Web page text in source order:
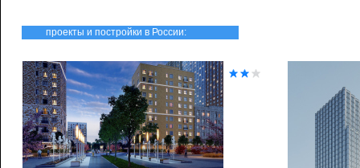
проекты и постройки в России: